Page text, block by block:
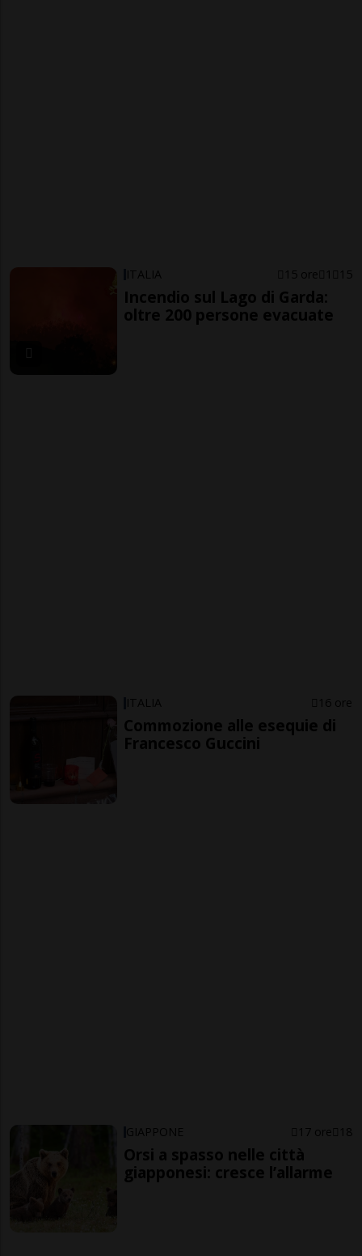
ITALIA 15 ore 1 15
Incendio sul Lago di Garda:
oltre 200 persone evacuate
ITALIA 16 ore
Commozione alle esequie di
Francesco Guccini
GIAPPONE 17 ore 18
Orsi a spasso nelle città
giapponesi: cresce l’allarme